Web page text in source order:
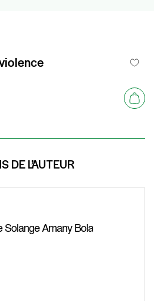
DE L’AUTEUR
Solange Amany Bola